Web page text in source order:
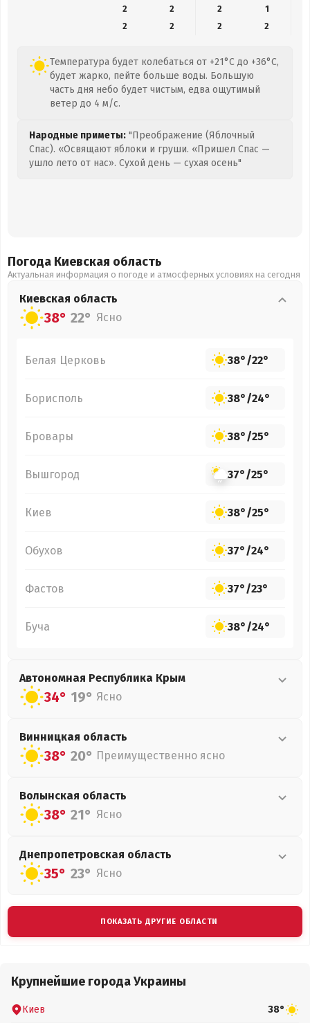
2
2 2
1
2
2 2 2
Температура будет колебаться от +21°C до +36°C,
будет жарко, пейте больше воды. Большую
часть дня небо будет чистым, едва ощутимый
ветер до 4 м/с.
Народные приметы: "Преображение (Яблочный
Спас). «Освящают яблоки и груши. «Пришел Спас —
ушло лето от нас». Сухой день — сухая осень"
Погода Киевская область
Актуальная информация о погоде и атмосферных условиях на сегодня
Киевская область
38° 22° Ясно
Белая Церковь 38°/22°
Борисполь 38°/24°
Бровары 38°/25°
Вышгород 37°/25°
Киев 38°/25°
Обухов 37°/24°
Фастов 37°/23°
Буча 38°/24°
Автономная Республика Крым
34° 19° Ясно
Винницкая область
38° 20° Преимущественно ясно
Волынская область
38° 21° Ясно
Днепропетровская область
35° 23° Ясно
ПОКАЗАТЬ ДРУГИЕ ОБЛАСТИ
Крупнейшие города Украины
Киев 38°